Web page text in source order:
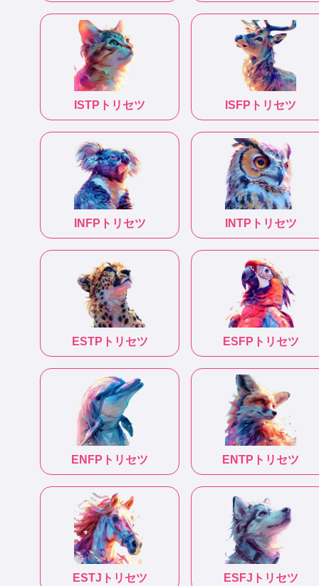
ISTP トリセツ ISFP トリセツ
INFP トリセツ INTP トリセツ
ESTP トリセツ ESFP トリセツ
ENFP トリセツ ENTP トリセツ
ESTJ トリセツ ESFJ トリセツ